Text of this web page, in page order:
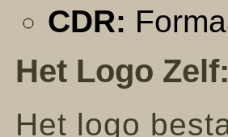
CDR:
Het Logo
Het logo